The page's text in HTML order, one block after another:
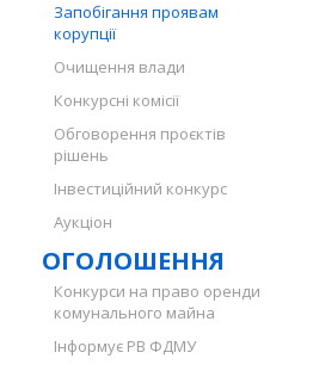
Запобігання проявам
корупції
Очищення влади
Конкурсні комісії
Обговорення проєктів
рішень
Інвестиційний конкурс
Аукціон
ОГОЛОШЕННЯ
Конкурси на право оренди
комунального майна
Інформує РВ ФДМУ